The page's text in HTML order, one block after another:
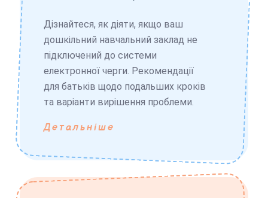
Дізнайтеся, як діяти, якщо ваш
дошкільний навчальний заклад не
підключений до системи
електронної черги. Рекомендації
для батьків щодо подальших кроків
та варіанти вирішення проблеми.
Детальніше